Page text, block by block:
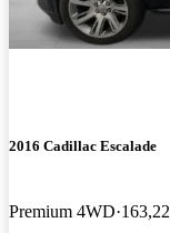
2016 Cadillac Escalade
Premium 4WD